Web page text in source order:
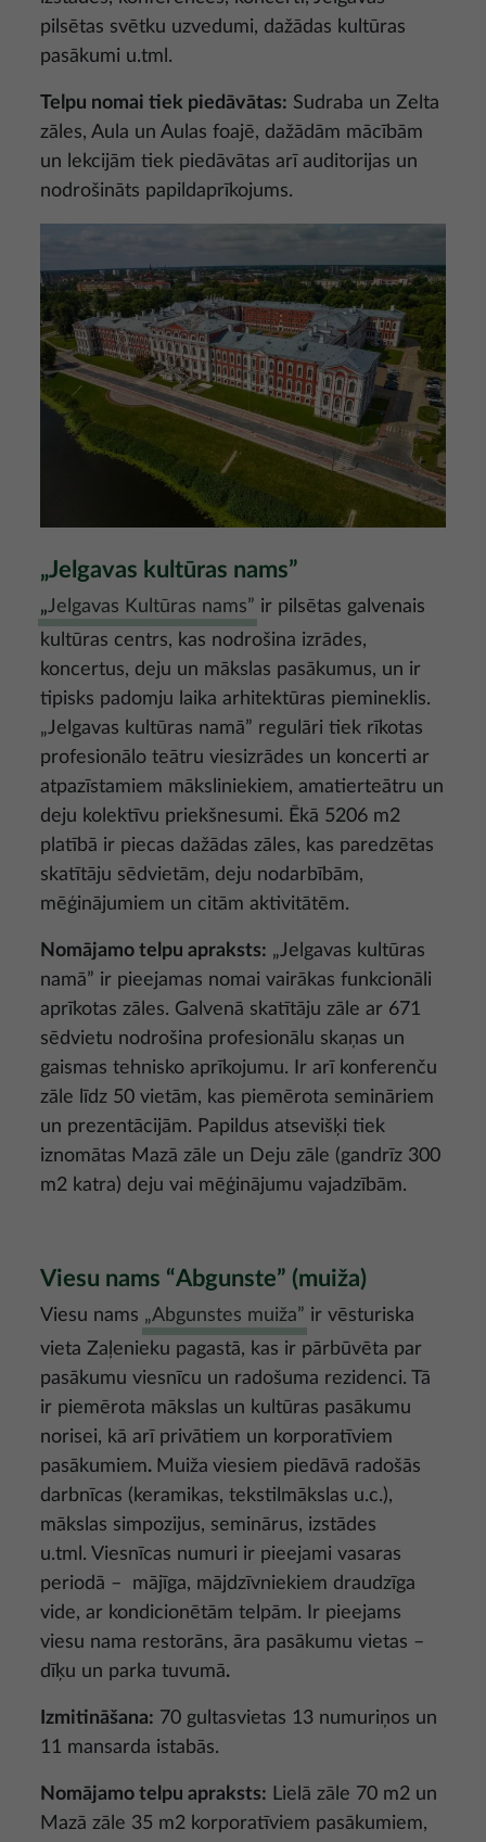
pilsētas svētku uzvedumi, dažādas kultūras
pasākumi u.tml.
Telpu nomai tiek piedāvātas: Sudraba un Zelta
zāles, Aula un Aulas foajē, dažādām mācībām
un lekcijām tiek piedāvātas arī auditorijas un
nodrošināts papildaprīkojums.
„Jelgavas kultūras nams”
„Jelgavas Kultūras nams” ir pilsētas galvenais
kultūras centrs, kas nodrošina izrādes,
koncertus, deju un mākslas pasākumus, un ir
tipisks padomju laika arhitektūras piemineklis.
„Jelgavas kultūras namā” regulāri tiek rīkotas
profesionālo teātru viesizrādes un koncerti ar
atpazīstamiem māksliniekiem, amatierteātru un
deju kolektīvu priekšnesumi. Ēkā 5206 m2
platībā ir piecas dažādas zāles, kas paredzētas
skatītāju sēdvietām, deju nodarbībām,
mēģinājumiem un citām aktivitātēm.
Nomājamo telpu apraksts: „Jelgavas kultūras
namā” ir pieejamas nomai vairākas funkcionāli
aprīkotas zāles. Galvenā skatītāju zāle ar 671
sēdvietu nodrošina profesionālu skaņas un
gaismas tehnisko aprīkojumu. Ir arī konferenču
zāle līdz 50 vietām, kas piemērota semināriem
un prezentācijām. Papildus atsevišķi tiek
iznomātas Mazā zāle un Deju zāle (gandrīz 300
m2 katra) deju vai mēģinājumu vajadzībām.
Viesu nams “Abgunste” (muiža)
Viesu nams „Abgunstes muiža” ir vēsturiska
vieta Zaļenieku pagastā, kas ir pārbūvēta par
pasākumu viesnīcu un radošuma rezidenci. Tā
ir piemērota mākslas un kultūras pasākumu
norisei, kā arī privātiem un korporatīviem
pasākumiem. Muiža viesiem piedāvā radošās
darbnīcas (keramikas, tekstilmākslas u.c.),
mākslas simpozijus, seminārus, izstādes
u.tml. Viesnīcas numuri ir pieejami vasaras
periodā – mājīga, mājdzīvniekiem draudzīga
vide, ar kondicionētām telpām. Ir pieejams
viesu nama restorāns, āra pasākumu vietas –
dīķu un parka tuvumā.
Izmitināšana: 70 gultasvietas 13 numuriņos un
11 mansarda istabās.
Nomājamo telpu apraksts: Lielā zāle 70 m2 un
Mazā zāle 35 m2 korporatīviem pasākumiem,